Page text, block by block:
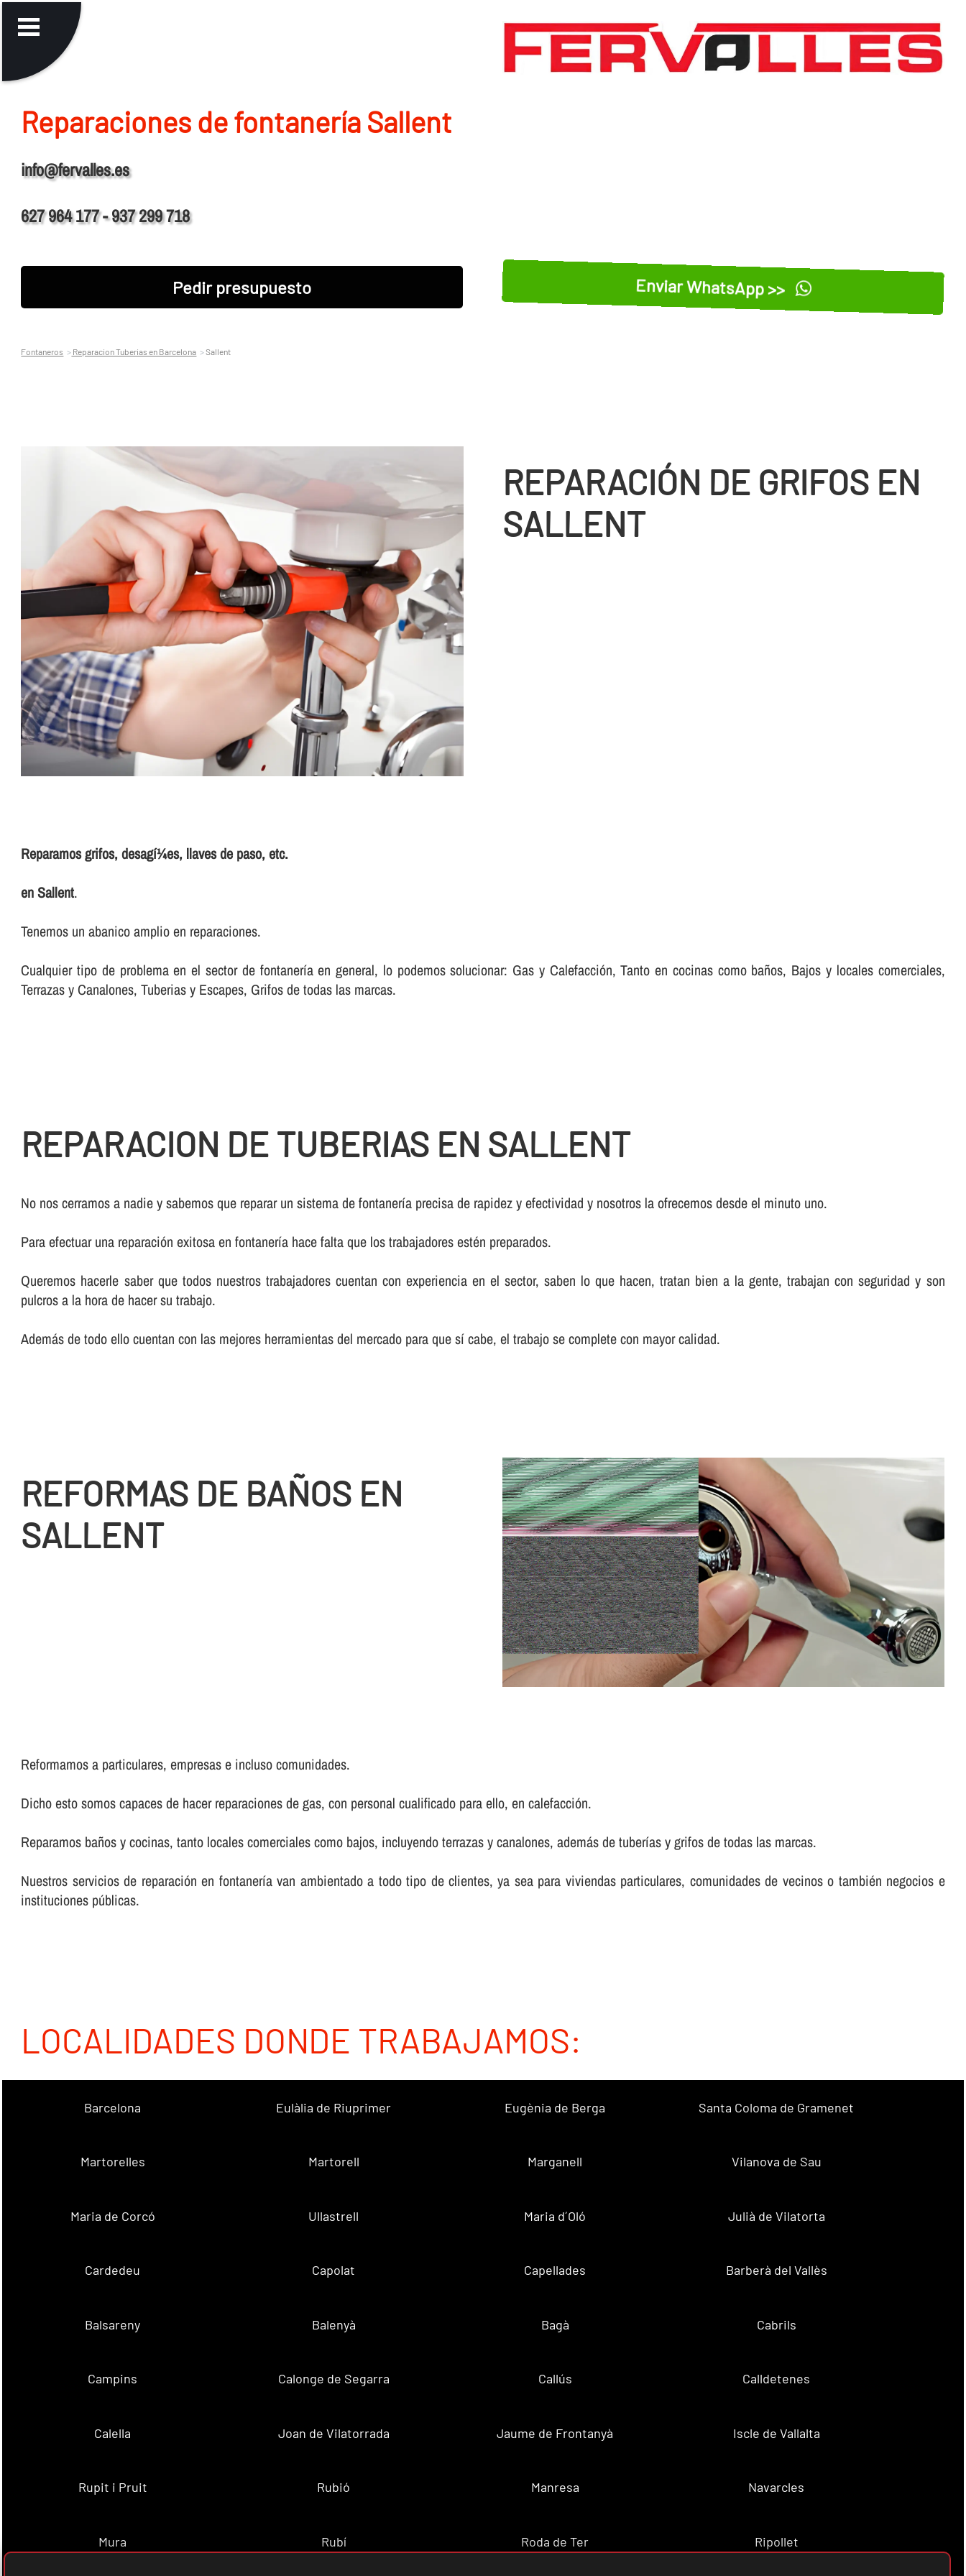
Reparaciones de fontanerí­a Sallent
info@fervalles.es
627 964 177 - 937 299 718
Pedir presupuesto Enviar WhatsApp >>
Fontaneros Reparacion Tuberias en Barcelona Sallent
REPARACIÓN DE GRIFOS EN
SALLENT
Reparamos grifos, desagí¼es, llaves de paso, etc.
en Sallent.
Tenemos un abanico amplio en reparaciones.
Cualquier tipo de problema en el sector de fontanerí­a en general, lo podemos solucionar: Gas y Calefacción, Tanto en cocinas como baños, Bajos y locales comerciales,
Terrazas y Canalones, Tuberias y Escapes, Grifos de todas las marcas.
REPARACION DE TUBERIAS EN SALLENT
No nos cerramos a nadie y sabemos que reparar un sistema de fontanerí­a precisa de rapidez y efectividad y nosotros la ofrecemos desde el minuto uno.
Para efectuar una reparación exitosa en fontanerí­a hace falta que los trabajadores estén preparados.
Queremos hacerle saber que todos nuestros trabajadores cuentan con experiencia en el sector, saben lo que hacen, tratan bien a la gente, trabajan con seguridad y son
pulcros a la hora de hacer su trabajo.
Además de todo ello cuentan con las mejores herramientas del mercado para que sí­ cabe, el trabajo se complete con mayor calidad.
REFORMAS DE BAÑOS EN
SALLENT
Reformamos a particulares, empresas e incluso comunidades.
Dicho esto somos capaces de hacer reparaciones de gas, con personal cualificado para ello, en calefacción.
Reparamos baños y cocinas, tanto locales comerciales como bajos, incluyendo terrazas y canalones, además de tuberí­as y grifos de todas las marcas.
Nuestros servicios de reparación en fontanerí­a van ambientado a todo tipo de clientes, ya sea para viviendas particulares, comunidades de vecinos o también negocios e
instituciones públicas.
LOCALIDADES DONDE TRABAJAMOS:
Barcelona Eulàlia de Riuprimer Eugènia de Berga Santa Coloma de Gramenet
Martorelles Martorell Marganell Vilanova de Sau
Maria de Corcó Ullastrell Maria d´Oló Julià de Vilatorta
Cardedeu Capolat Capellades Barberà del Vallès
Balsareny Balenyà Bagà Cabrils
Campins Calonge de Segarra Callús Calldetenes
Calella Joan de Vilatorrada Jaume de Frontanyà Iscle de Vallalta
Rupit i Pruit Rubió Manresa Navarcles
Mura Rubí Roda de Ter Ripollet